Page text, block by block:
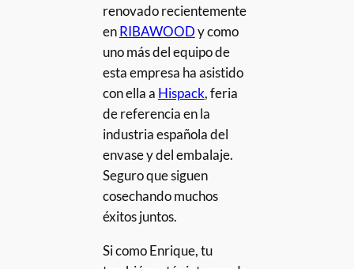
renovado recientemente
enRIBAWOODy como
uno más del equipo de
esta empresa ha asistido
con ella a Hispack, feria
de referencia en la
industria española del
envase y del embalaje.
Seguro que siguen
cosechando muchos
éxitos juntos.
Si como Enrique, tu